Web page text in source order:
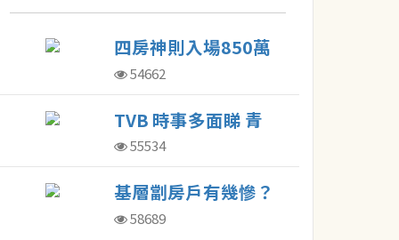
四房神則入場850萬
發展商：或積極加價
54662
TVB 時事多面睇 青
年住屋
55534
基層劏房戶有幾慘？
80呎租$4200貴到喊
58689